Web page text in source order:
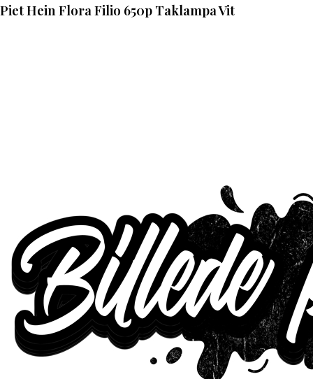
Piet Hein Flora Filio 650p Taklampa Vit